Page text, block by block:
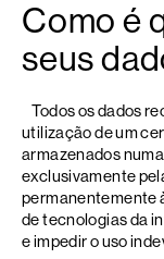
Como é
seus
Todos os dados
utilização de um
armazenados
exclusivamente
permanentemente
de tecnologias da
e impedir o uso